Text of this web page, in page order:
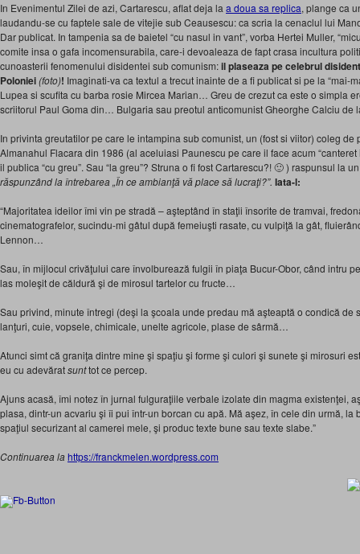
In Evenimentul Zilei de azi, Cartarescu, aflat deja la a doua sa replica, plange ca
laudandu-se cu faptele sale de vitejie sub Ceausescu: ca scria la cenaclul lui
Dar publicat. In tampenia sa de baietel “cu nasul in vant”, vorba Hertei Muller,
comite insa o gafa incomensurabila, care-i devoaleaza de fapt crasa incultura
cunoasterii fenomenului disidentei sub comunism:il plaseaza pe celebrul
Poloniei(foto)! Imaginati-va ca textul a trecut inainte de a fi publicat si pe la “mai-
Lupea si scufita cu barba rosie Mircea Marian… Greu de crezut ca este o simpla
scriitorul Paul Goma din… Bulgaria sau preotul anticomunist Gheorghe Calciu de
In privinta greutatilor pe care le intampina sub comunist, un (fost si viitor) coleg de
Almanahul Flacara din 1986 (al aceluiasi Paunescu pe care il face acum
il publica “cu greu”. Sau “la greu”? Struna o fi fost Cartarescu?! 🙂 ) raspunsul la
răspunzând la întrebarea „În ce ambianţă vă place să lucraţi?”. Iata-l:
“Majoritatea ideilor îmi vin pe stradă – aşteptând în staţii însorite de tramvai,
cinematografelor, sucindu-mi gâtul după femeiuşti rasate, cu vulpiţă la gât,
Lennon…
Sau, în mijlocul crivăţului care învolburează fulgii în piaţa Bucur-Obor, când intru
las moleşit de căldură şi de mirosul tartelor cu fructe…
Sau privind, minute întregi (deşi la şcoala unde predau mă aşteaptă o condică de
lanţuri, cuie, vopsele, chimicale, unelte agricole, plase de sârmă…
Atunci simt că graniţa dintre mine şi spaţiu şi forme şi culori şi sunete şi mirosuri
eu cu adevăratsunttot ce percep.
Ajuns acasă, îmi notez în jurnal fulguraţiile verbale izolate din magma existenţei,
plasa, dintr-un acvariu şi îi pui într-un borcan cu apă. Mă aşez, în cele din urmă, la
spaţiul securizant al camerei mele, şi produc texte bune sau texte slabe.”
Continuarea lahttps://franckmelen.wordpress.com